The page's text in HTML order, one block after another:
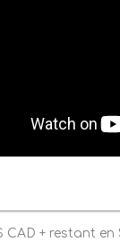
CAD + restant en